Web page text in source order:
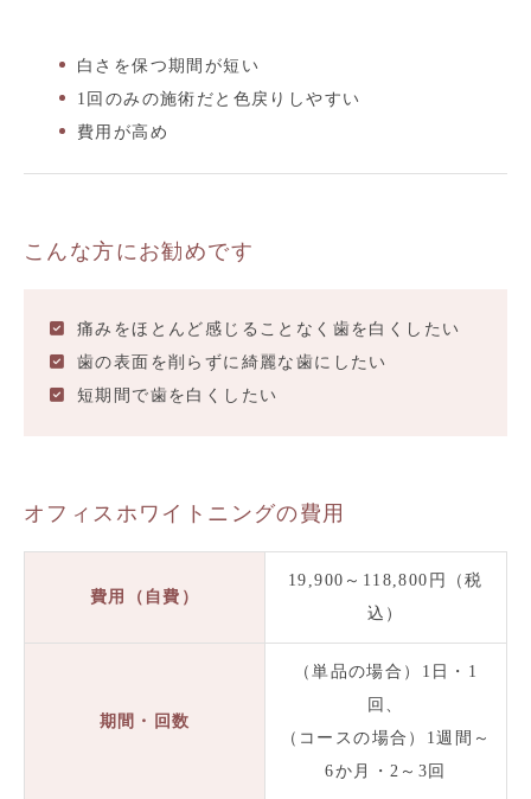
白さを保つ期間が短い
1回のみの施術だと色戻りしやすい
費用が高め
こんな方にお勧めです
痛みをほとんど感じることなく歯を白くしたい
歯の表面を削らずに綺麗な歯にしたい
短期間で歯を白くしたい
オフィスホワイトニングの費用
費用（自費）
19,900～118,800円（税
込）
期間・回数
（単品の場合）1日・1
回、
（コースの場合）1週間～
6か月・2～3回